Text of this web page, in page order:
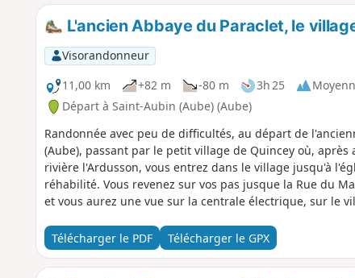
L'ancien Abbaye du Paraclet, le
Visorandonneur
11,00 km
+82 m -80 m 3h 25
Départ à Saint-Aubin (Aube) (Aube)
Randonnée avec peu de difficultés, au départ de
(Aube), passant par le petit village de Quincey où,
rivière l'Ardusson, vous entrez dans le village jusqu'à
réhabilité. Vous revenez sur vos pas jusque la Rue du
et vous aurez une vue sur la centrale électrique, sur le
Télécharger le PDF Télécharger le GPX